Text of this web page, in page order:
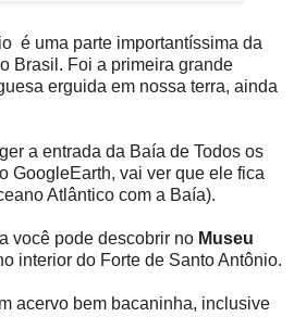
é uma parte importantíssima da
Brasil. Foi a primeira grande
erguida em nossa terra, ainda
a entrada da Baía de Todos os
GoogleEarth, vai ver que ele fica
Atlântico com a Baía).
você pode descobrir no Museu
interior do Forte de Santo Antônio.
acervo bem bacaninha, inclusive